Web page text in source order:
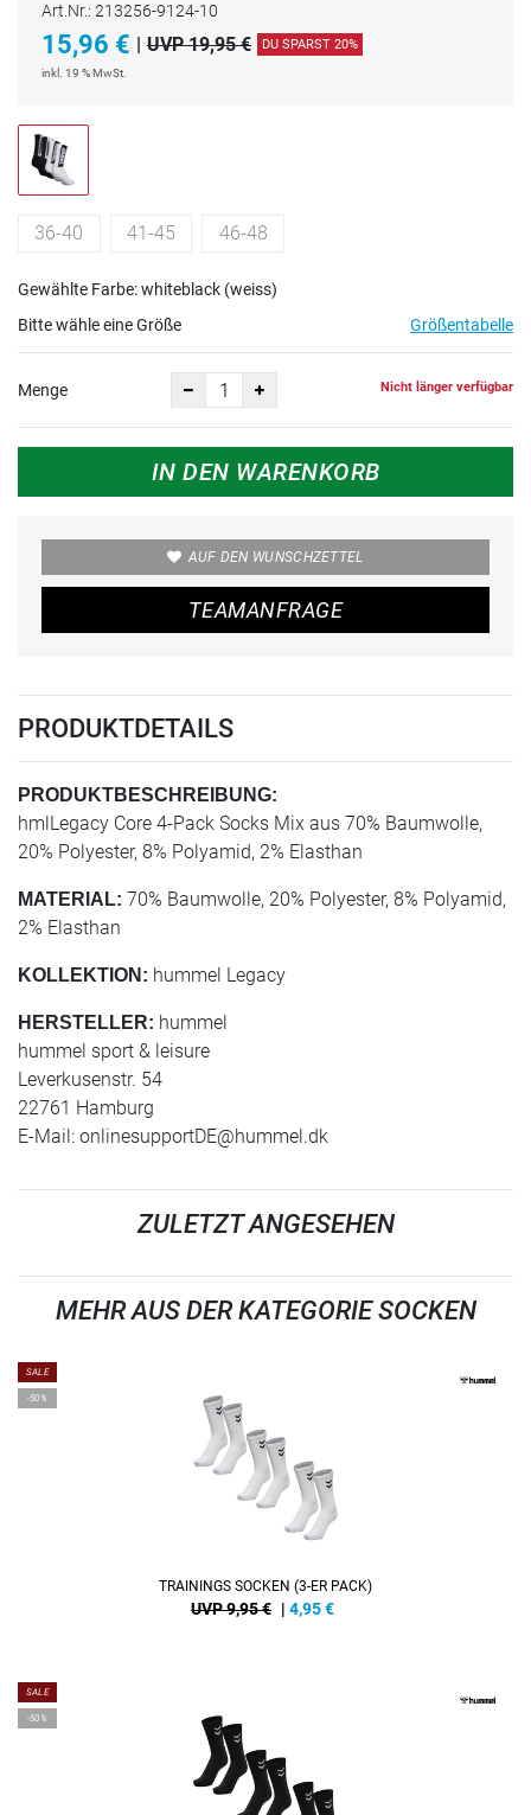
Art.Nr.: 213256-9124-10
15,96 € | UVP 19,95 € DU SPARST 20%
inkl. 19 % MwSt.
36-40 41-45 46-48
Gewählte Farbe: whiteblack (weiss)
Bitte wähle eine Größe
Größentabelle
Menge Nicht länger verfügbar
IN DEN WARENKORB
AUF DEN WUNSCHZETTEL
TEAMANFRAGE
PRODUKTDETAILS
PRODUKTBESCHREIBUNG:
hmlLegacy Core 4-Pack Socks Mix aus 70% Baumwolle,
20% Polyester, 8% Polyamid, 2% Elasthan
MATERIAL: 70% Baumwolle, 20% Polyester, 8% Polyamid,
2% Elasthan
KOLLEKTION: hummel Legacy
HERSTELLER: hummel
hummel sport & leisure
Leverkusenstr. 54
22761 Hamburg
E-Mail: onlinesupportDE@hummel.dk
ZULETZT ANGESEHEN
MEHR AUS DER KATEGORIE SOCKEN
SALE
-50%
TRAININGS SOCKEN (3-ER PACK)
UVP 9,95 € | 4,95€
SALE
-50%